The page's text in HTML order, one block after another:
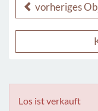
vorheriges
Los ist verkauft